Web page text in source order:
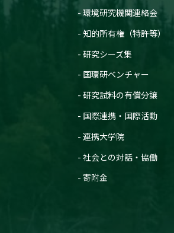
環境研究機関連絡会
知的所有権（特許等）
研究シーズ集
国環研ベンチャー
研究試料の有償分譲
国際連携・国際活動
連携大学院
社会との対話・協働
寄附金